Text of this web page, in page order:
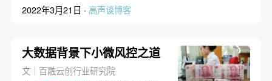
2022年3月21日 · 高声谈博客
大数据背景下小微风控之道
文｜百融云创行业研究院